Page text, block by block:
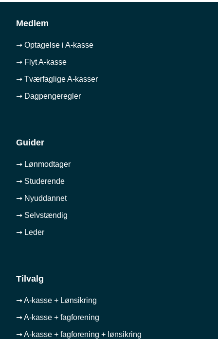
Medlem
➞ Optagelse i A-kasse
➞ Flyt A-kasse
➞ Tværfaglige A-kasser
➞ Dagpengeregler
Guider
➞ Lønmodtager
➞ Studerende
➞ Nyuddannet
➞ Selvstændig
➞ Leder
Tilvalg
➞ A-kasse + Lønsikring
➞ A-kasse + fagforening
➞ A-kasse + fagforening + lønsikring